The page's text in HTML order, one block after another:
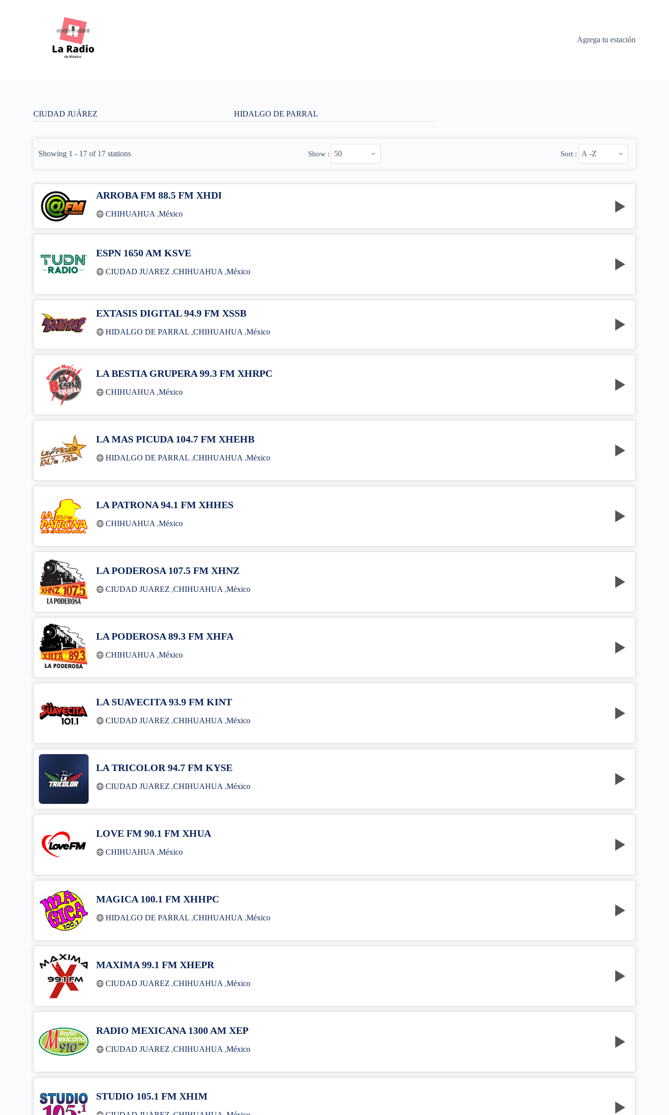
Agrega tu estación
CIUDAD JUÁREZ HIDALGO DE PARRAL
Showing 1 - 17 of 17 stations Show : Sort :
ARROBA FM 88.5 FM XHDI
CHIHUAHUA ,México
ESPN 1650 AM KSVE
CIUDAD JUÁREZ ,CHIHUAHUA ,México
EXTASIS DIGITAL 94.9 FM XSSB
HIDALGO DE PARRAL ,CHIHUAHUA ,México
LA BESTIA GRUPERA 99.3 FM XHRPC
CHIHUAHUA ,México
LA MAS PICUDA 104.7 FM XHEHB
HIDALGO DE PARRAL ,CHIHUAHUA ,México
LA PATRONA 94.1 FM XHHES
CHIHUAHUA ,México
LA PODEROSA 107.5 FM XHNZ
CIUDAD JUÁREZ ,CHIHUAHUA ,México
LA PODEROSA 89.3 FM XHFA
CHIHUAHUA ,México
LA SUAVECITA 93.9 FM KINT
CIUDAD JUÁREZ ,CHIHUAHUA ,México
LA TRICOLOR 94.7 FM KYSE
CIUDAD JUÁREZ ,CHIHUAHUA ,México
LOVE FM 90.1 FM XHUA
CHIHUAHUA ,México
MAGICA 100.1 FM XHHPC
HIDALGO DE PARRAL ,CHIHUAHUA ,México
MAXIMA 99.1 FM XHEPR
CIUDAD JUÁREZ ,CHIHUAHUA ,México
RADIO MEXICANA 1300 AM XEP
CIUDAD JUÁREZ ,CHIHUAHUA ,México
STUDIO 105.1 FM XHIM